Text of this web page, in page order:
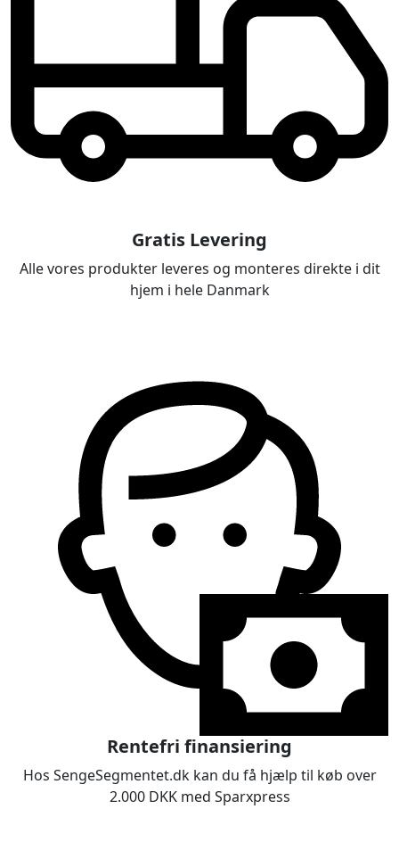
Gratis Levering
Alle vores produkter leveres og monteres direkte i dit
hjem i hele Danmark
Rentefri finansiering
Hos SengeSegmentet.dk kan du få hjælp til køb over
2.000 DKK med Sparxpress